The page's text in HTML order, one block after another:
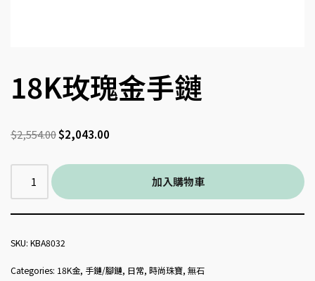
18K玫瑰金手鏈
$2,554.00$2,043.00
加入購物車
SKU: KBA8032
Categories: 18K金, 手鏈/腳鏈, 日常, 時尚珠寶, 無石